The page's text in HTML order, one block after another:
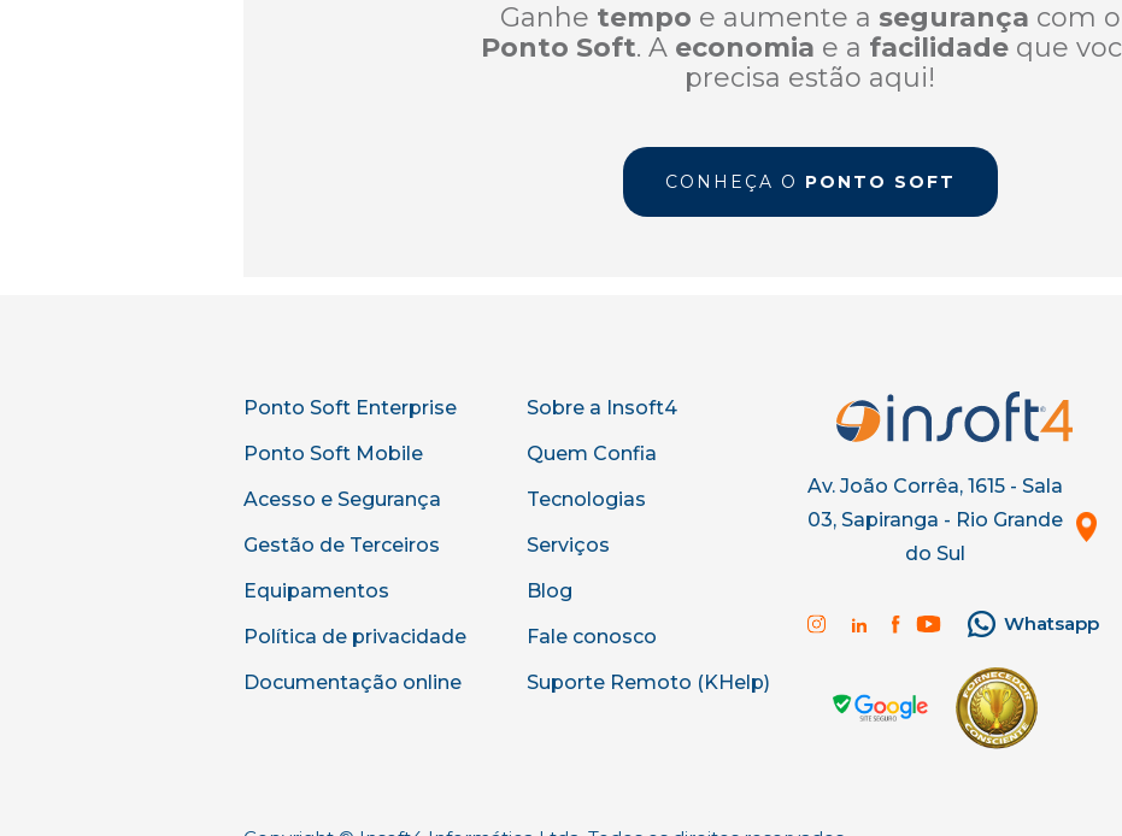
Ganhe tempo e aumente a segurança com o
Ponto Soft. A economia e a facilidade que
precisa estão aqui!
CONHEÇA O PONTO SOFT
Ponto Soft Enterprise
Ponto Soft Mobile
Acesso e Segurança
Gestão de Terceiros
Equipamentos
Política de privacidade
Documentação online
Sobre a Insoft4
Quem Confia
Tecnologias
Serviços
Blog
Fale conosco
Suporte Remoto (KHelp)
Av. João Corrêa, 1615 - Sala
03, Sapiranga - Rio Grande
do Sul
Whatsapp